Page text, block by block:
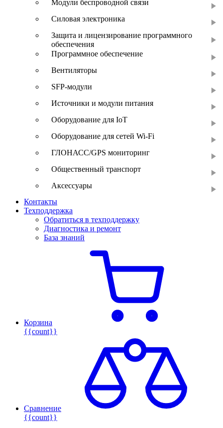
Модули беспроводной связи
Силовая электроника
Защита и лицензирование программного
обеспечения
Программное обеспечение
Вентиляторы
SFP-модули
Источники и модули питания
Оборудование для IoT
Оборудование для сетей Wi-Fi
ГЛОНАСС/GPS мониторинг
Общественный транспорт
Аксессуары
Контакты
Техподдержка
Обратиться в техподдержку
Диагностика и ремонт
База знаний
Корзина
{{count}}
Сравнение
{{count}}